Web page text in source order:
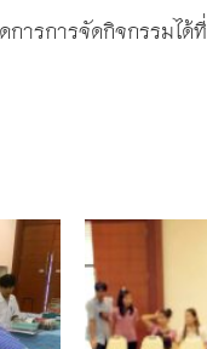
ารการจัดกิจกรรมได้ที่